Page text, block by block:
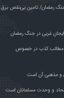
جنگ‌ رمضان/ تامین بی‌نقص برق
مطالب کذب در خصوص
و مذهبی آن است
و وحدت مسلمانان است